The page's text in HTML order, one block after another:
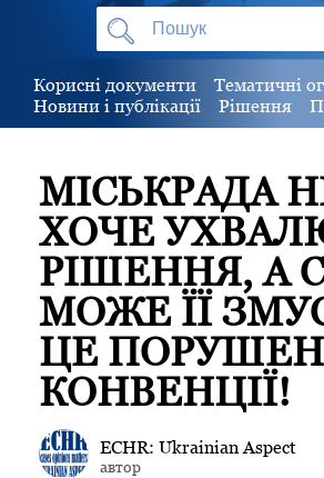
Корисні документи
Тематичні
Новини і публікації
Рішення
МІСЬКРАДА
ХОЧЕ
РІШЕННЯ, А
МОЖЕ ЇЇ
ЦЕ
КОНВЕНЦІЇ!
ECHR: Ukrainian Aspect
автор